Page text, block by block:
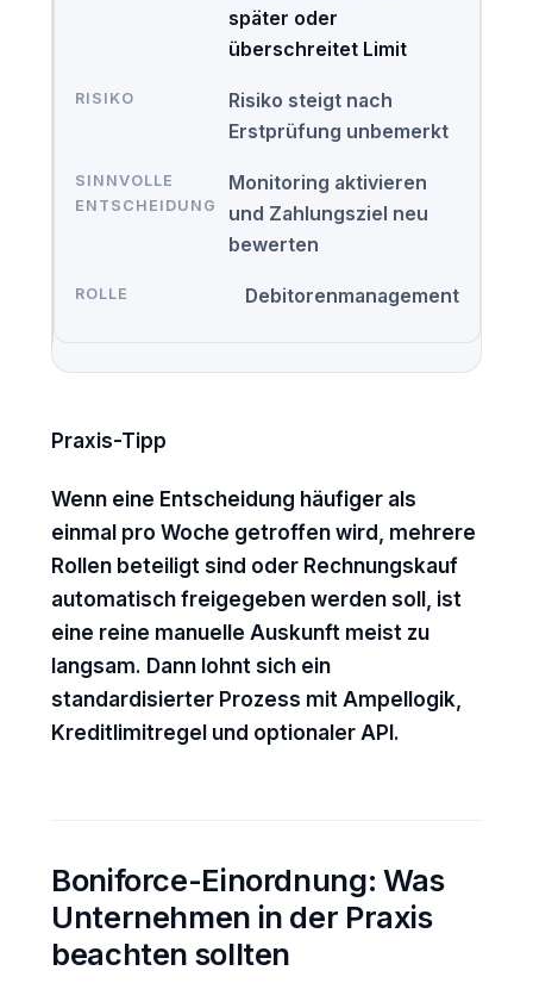
später oder
überschreitet Limit
Risiko steigt nach
Erstprüfung unbemerkt
Monitoring aktivieren
und Zahlungsziel neu
bewerten
Debitorenmanagement
Praxis-Tipp
Wenn eine Entscheidung häufiger als
einmal pro Woche getroffen wird, mehrere
Rollen beteiligt sind oder Rechnungskauf
automatisch freigegeben werden soll, ist
eine reine manuelle Auskunft meist zu
langsam. Dann lohnt sich ein
standardisierter Prozess mit Ampellogik,
Kreditlimitregel und optionaler API.
Boniforce-Einordnung: Was
Unternehmen in der Praxis
beachten sollten